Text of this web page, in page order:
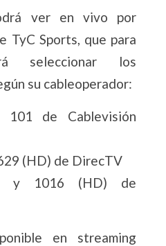
ver en vivo por
TyC Sports, que para
seleccionar los
su cableoperador:
de Cablevisión
(HD) de DirecTV
y 1016 (HD) de
en streaming